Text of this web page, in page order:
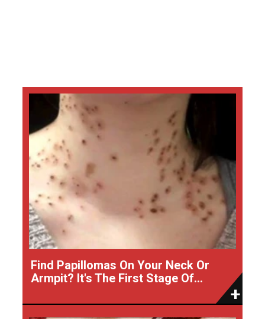
Find Papillomas On Your Neck Or
Armpit? It's The First Stage Of...